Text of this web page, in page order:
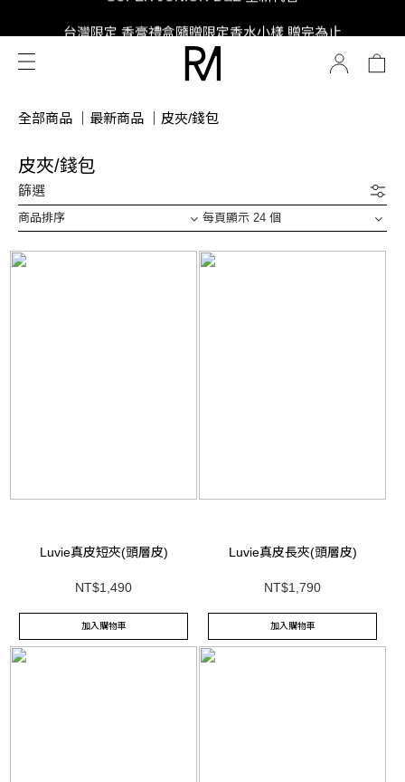
SUPER JUNIOR-D&E 全新代言
全部商品 最新商品 皮夾/錢包
皮夾/錢包
篩選
商品排序 每頁顯示 24 個
Luvie真皮短夾(頭層皮)
NT$1,490
加入購物車
Luvie真皮長夾(頭層皮)
NT$1,790
加入購物車